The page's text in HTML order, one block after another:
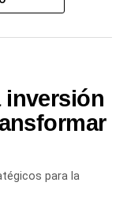
será
de trabajo y dos
inversión
para la